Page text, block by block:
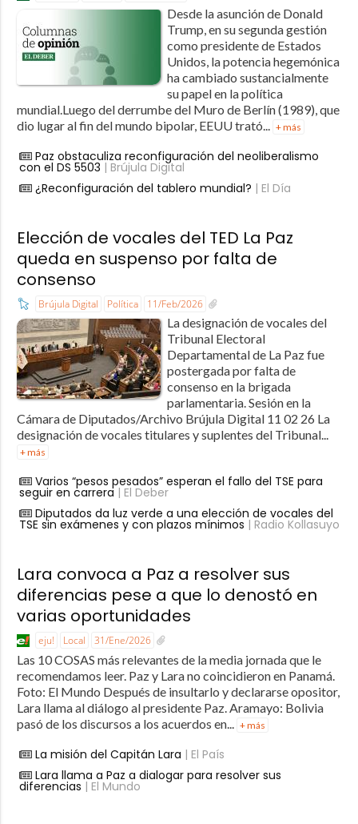
Desde la asunción de Donald
Trump, en su segunda gestión
como presidente de Estados
Unidos, la potencia hegemónica
ha cambiado sustancialmente
su papel en la política
mundial.Luego del derrumbe del Muro de Berlín (1989), que
dio lugar al fin del mundo bipolar, EEUU trató...
+ más
Paz obstaculiza reconfiguración del neoliberalismo
con el DS 5503 | Brújula Digital
¿Reconfiguración del tablero mundial? | El Día
Elección de vocales del TED La Paz
queda en suspenso por falta de
consenso
Brújula Digital Política 11/Feb/2026
La designación de vocales del
Tribunal Electoral
Departamental de La Paz fue
postergada por falta de
consenso en la brigada
parlamentaria. Sesión en la
Cámara de Diputados/Archivo Brújula Digital 11 02 26 La
designación de vocales titulares y suplentes del Tribunal...
+ más
Varios “pesos pesados” esperan el fallo del TSE para
seguir en carrera | El Deber
Diputados da luz verde a una elección de vocales del
TSE sin exámenes y con plazos mínimos | Radio Kollasuyo
Lara convoca a Paz a resolver sus
diferencias pese a que lo denostó en
varias oportunidades
eju! Local 31/Ene/2026
Las 10 COSAS más relevantes de la media jornada que le
recomendamos leer. Paz y Lara no coincidieron en Panamá.
Foto: El Mundo Después de insultarlo y declararse opositor,
Lara llama al diálogo al presidente Paz. Aramayo: Bolivia
pasó de los discursos a los acuerdos en... + más
La misión del Capitán Lara | El País
Lara llama a Paz a dialogar para resolver sus
diferencias | El Mundo